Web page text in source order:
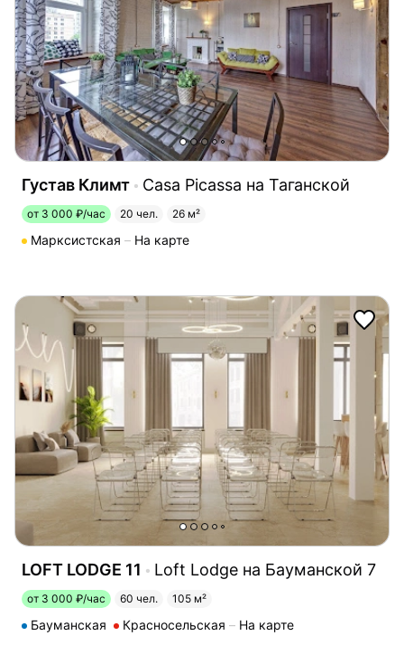
Густав Климт Casa Picassa на Таганской
от 3 000 ₽/час 20 чел. 26 м²
Марксистская На карте
LOFT LODGE 11 Loft Lodge на Бауманской 7
от 3 000 ₽/час 60 чел. 105 м²
Бауманская Красносельская На карте